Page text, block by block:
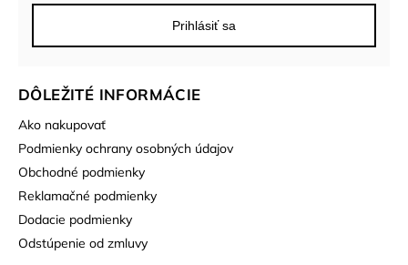
DÔLEŽITÉ INFORMÁCIE
Ako nakupovať
Podmienky ochrany osobných údajov
Obchodné podmienky
Reklamačné podmienky
Dodacie podmienky
Odstúpenie od zmluvy
Prihlásiť sa